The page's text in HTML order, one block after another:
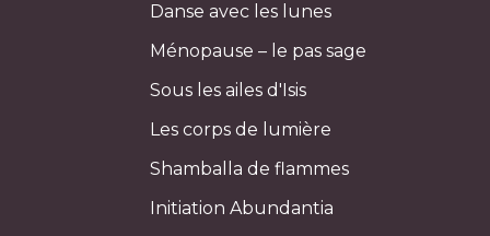
Danse avec les lunes
Ménopause – le pas sage
Sous les ailes d'Isis
Les corps de lumière
Shamballa de flammes
Initiation Abundantia